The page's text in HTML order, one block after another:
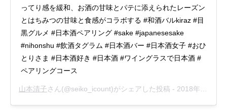
ってり感を緩和、お酒の甘味とパテに添えられたレーズン
とはちみつの甘味と食感がコラボする #和酒バルkiraz #目
黒グルメ #日本酒ペアリング #sake #japanesesake
#nihonshu #飲酒タグラム #日本酒バー #日本酒女子 #おひ
とりさま #日本酒好き #日本酒 #ワイングラスで日本酒 #
ペアリングコース
山本清子さん(@seiko_icount)がシェアした投稿 - 2018年10月月14日午後8時24分PDT